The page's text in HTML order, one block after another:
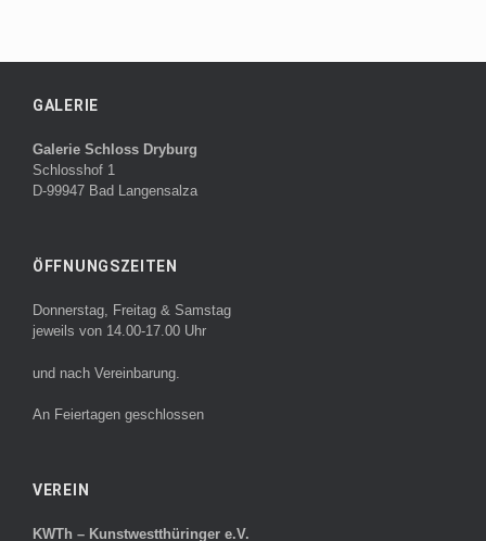
GALERIE
Galerie Schloss Dryburg
Schlosshof 1
D-99947 Bad Langensalza
ÖFFNUNGSZEITEN
Donnerstag, Freitag & Samstag
jeweils von 14.00-17.00 Uhr
und nach Vereinbarung.
An Feiertagen geschlossen
VEREIN
KWTh – Kunstwestthüringer e.V.